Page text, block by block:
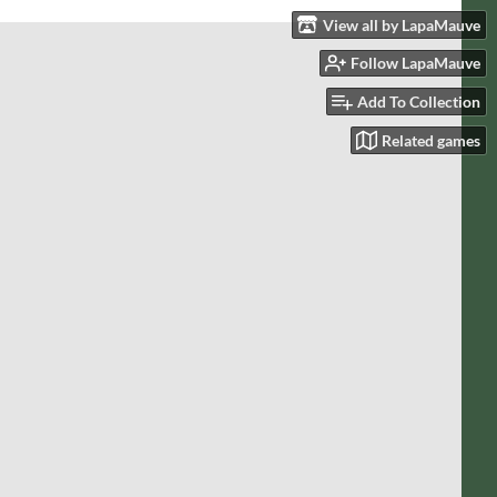
View all by LapaMauve
Follow LapaMauve
Add To Collection
Related games